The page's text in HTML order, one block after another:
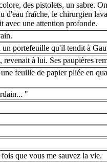
des pistolets, un sabre.
d'eau fraîche, le chirurgien
avec une attention profonde.
portefeuille qu'il tendit à
à lui. Ses paupières
feuille de papier pliée en
"
que vous me sauvez la vie.